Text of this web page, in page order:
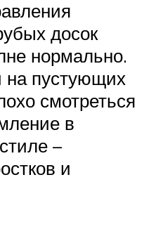
досок
нормально.
пустующих
смотреться
в
–
и